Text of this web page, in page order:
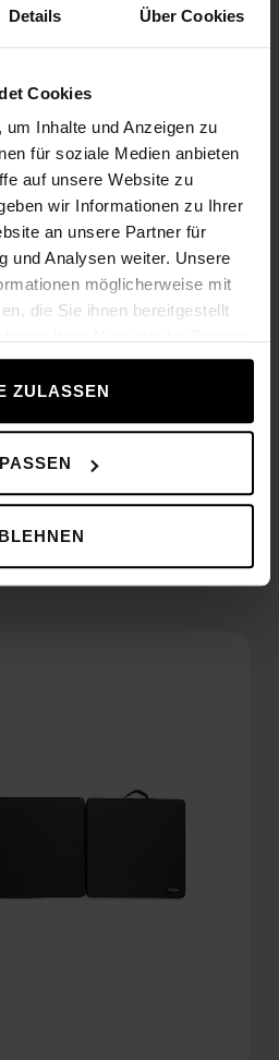
Details Über Cookies
Cookies
Inhalte und Anzeigen zu
für soziale Medien anbieten
auf unsere Website zu
wir Informationen zu Ihrer
an unsere Partner für
und Analysen weiter. Unsere
möglicherweise mit
die Sie ihnen bereitgestellt
ZULASSEN